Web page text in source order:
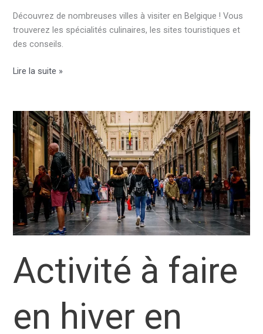
Découvrez de nombreuses villes à visiter en Belgique ! Vous
trouverez les spécialités culinaires, les sites touristiques et
des conseils.
Ville
en
Belgique
Lire la suite »
Activité à faire
en hiver en